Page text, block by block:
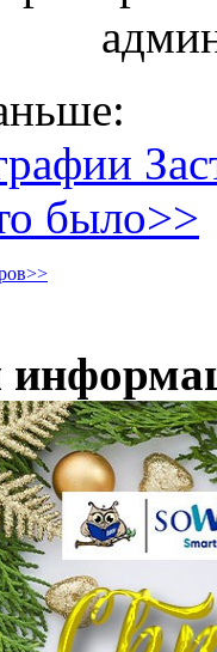
было>>